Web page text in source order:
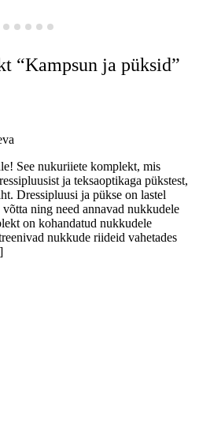
“Kampsun ja püksid”
See nukuriiete komplekt, mis
ja teksaoptikaga pükstest,
Dressipluusi ja pükse on lastel
ning need annavad nukkudele
on kohandatud nukkudele
nukkude riideid vahetades